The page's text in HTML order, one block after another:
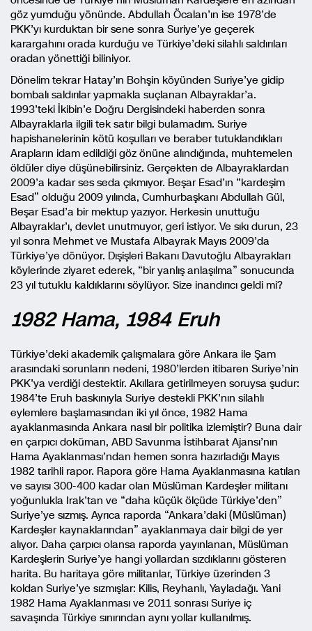
göz yumduğu yönünde. Abdullah Öcalan’ın ise 1978’de
PKK’yı kurduktan bir sene sonra Suriye’ye geçerek
karargahını orada kurduğu ve Türkiye’deki silahlı saldırıları
oradan yönettiği biliniyor.
Dönelim tekrar Hatay’ın Bohşin köyünden Suriye’ye gidip
bombalı saldırılar yapmakla suçlanan Albayraklar’a.
1993’teki İkibin’e Doğru Dergisindeki haberden sonra
Albayraklarla ilgili tek satır bilgi bulamadım. Suriye
hapishanelerinin kötü koşulları ve beraber tutuklandıkları
Arapların idam edildiği göz önüne alındığında, muhtemelen
öldüler diye düşünebilirsiniz. Gerçekten de Albayraklardan
2009’a kadar ses seda çıkmıyor. Beşar Esad’ın “kardeşim
Esad” olduğu 2009 yılında, Cumhurbaşkanı Abdullah Gül,
Beşar Esad’a bir mektup yazıyor. Herkesin unuttuğu
Albayraklar’ı, devlet unutmuyor, geri istiyor. Ve sıkı durun, 23
yıl sonra Mehmet ve Mustafa Albayrak Mayıs 2009’da
Türkiye’ye dönüyor. Dışişleri Bakanı Davutoğlu Albayrakları
köylerinde ziyaret ederek, “bir yanlış anlaşılma” sonucunda
23 yıl tutuklu kaldıklarını söylüyor. Size inandırıcı geldi mi?
1982 Hama, 1984 Eruh
Türkiye’deki akademik çalışmalara göre Ankara ile Şam
arasındaki sorunların nedeni, 1980’lerden itibaren Suriye’nin
PKK’ya verdiği destektir. Akıllara getirilmeyen soruysa şudur:
1984’te Eruh baskınıyla Suriye destekli PKK’nın silahlı
eylemlere başlamasından iki yıl önce, 1982 Hama
ayaklanmasında Ankara nasıl bir politika izlemiştir? Buna dair
en çarpıcı doküman, ABD Savunma İstihbarat Ajansı’nın
Hama Ayaklanması’ndan hemen sonra hazırladığı Mayıs
1982 tarihli rapor. Rapora göre Hama Ayaklanmasına katılan
ve sayısı 300-400 kadar olan Müslüman Kardeşler militanı
yoğunlukla Irak’tan ve “daha küçük ölçüde Türkiye’den”
Suriye’ye sızmış. Ayrıca raporda “Ankara’daki (Müslüman)
Kardeşler kaynaklarından” ayaklanmaya dair bilgi de yer
alıyor. Daha çarpıcı olansa raporda yayınlanan, Müslüman
Kardeşlerin Suriye’ye hangi yollardan sızdıklarını gösteren
harita. Bu haritaya göre militanlar, Türkiye üzerinden 3
koldan Suriye’ye sızmışlar: Kilis, Reyhanlı, Yayladağı. Yani
1982 Hama Ayaklanması ve 2011 sonrası Suriye iç
savaşında Türkiye sınırından aynı yollar kullanılmış.